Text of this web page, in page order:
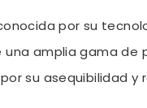
por su
una amplia gama de
por su asequibilidad